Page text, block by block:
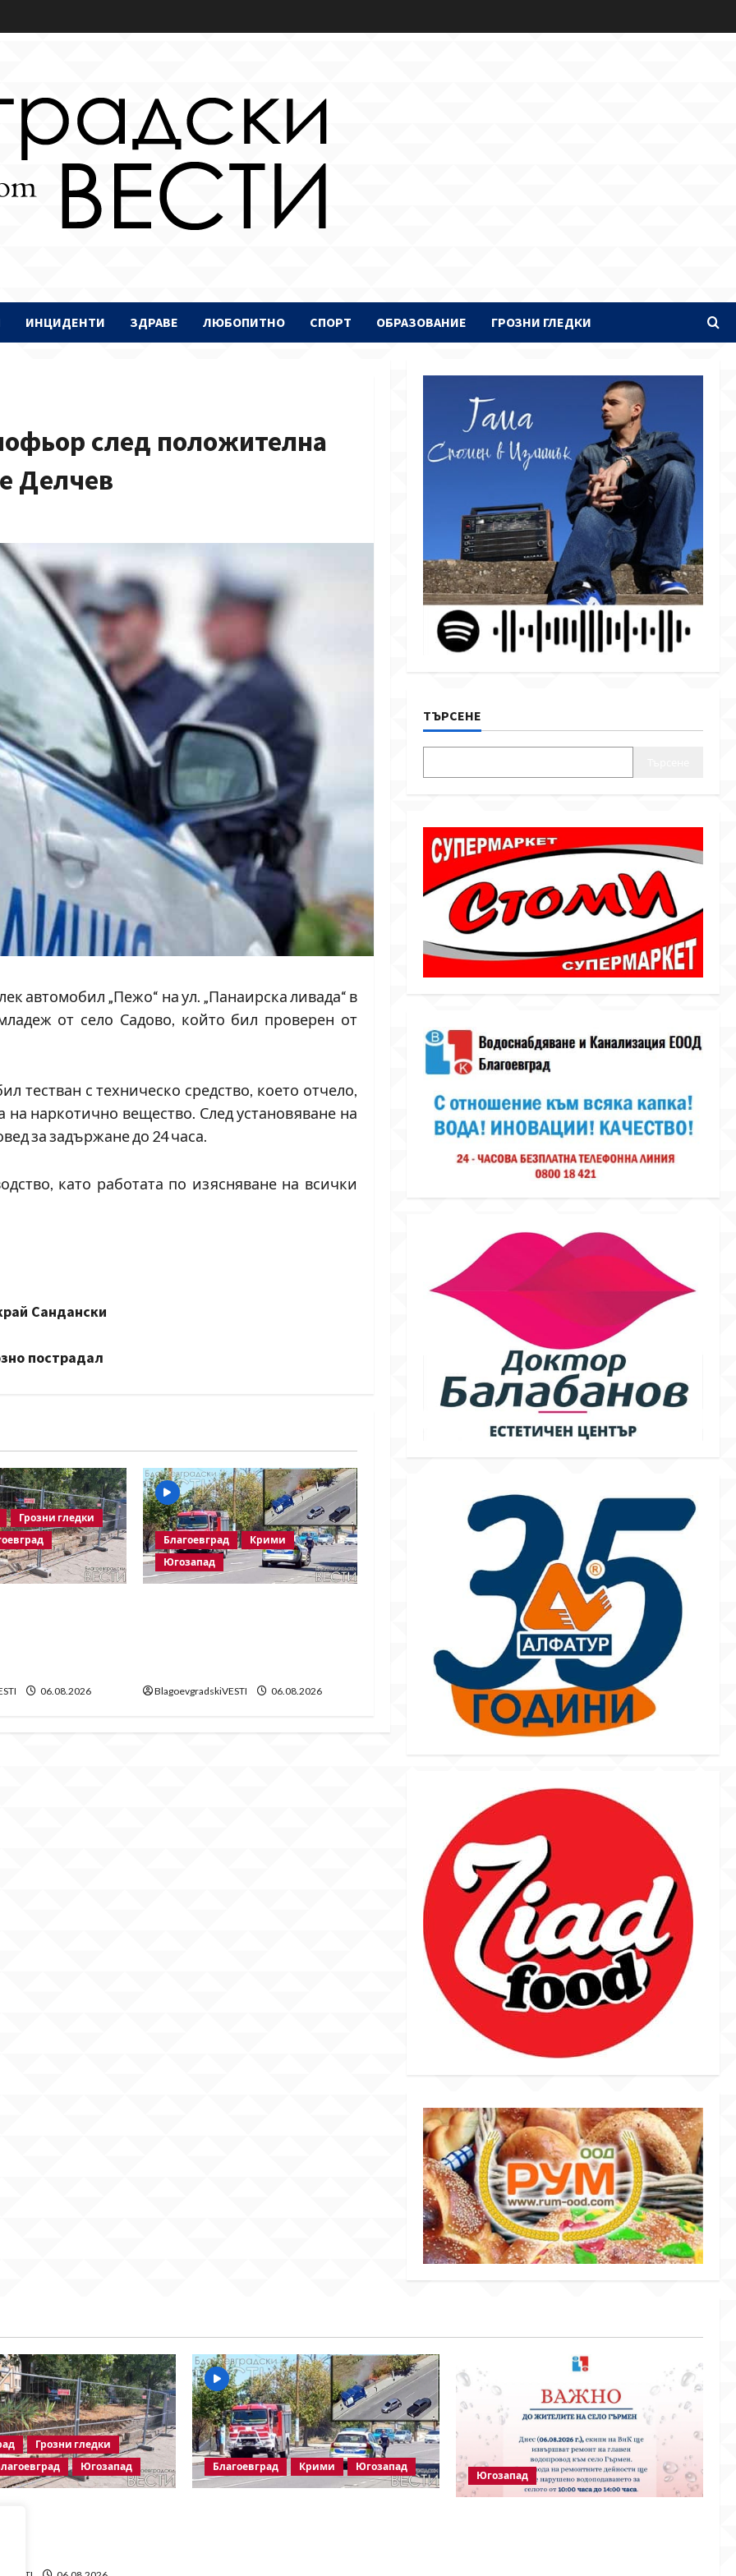
ИНЦИДЕНТИ ЗДРАВЕ ЛЮБОПИТНО СПОРТ ОБРАЗОВАНИЕ ГРОЗНИ ГЛЕДКИ
след положителна
Делчев
автомобил „Пежо“ на ул. „Панаирска ливада“ в
от село Садово, който бил проверен от
тестван с техническо средство, което отчело,
наркотично вещество. След установяване на
за задържане до 24 часа.
като работата по изясняване на всички
Сандански
пострадал
Грозни гледки
06.08.2026
Благоевград
Крими
Югозапад
BlagoevgradskiVESTI 06.08.2026
ТЪРСЕНЕ
Грозни гледки
Югозапад Благоевград Крими Югозапад
Югозапад